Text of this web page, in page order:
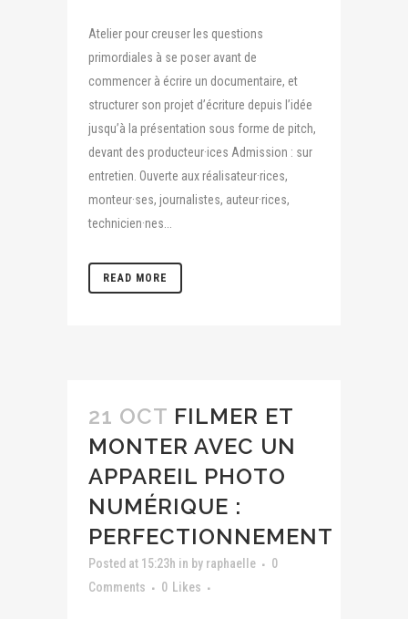
Atelier pour creuser les questions
primordiales à se poser avant de
commencer à écrire un documentaire, et
structurer son projet d’écriture depuis l’idée
jusqu’à la présentation sous forme de pitch,
devant des producteur·ices Admission : sur
entretien. Ouverte aux réalisateur·rices,
monteur·ses, journalistes, auteur·rices,
technicien·nes...
READ MORE
21 OCT FILMER ET
MONTER AVEC UN
APPAREIL PHOTO
NUMÉRIQUE :
PERFECTIONNEMENT
Posted at 15:23h in by raphaelle
0
Comments
0 Likes